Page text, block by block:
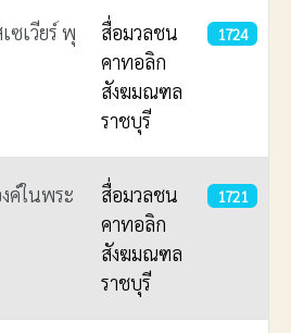
ซเวียร์ พุ
สื่อมวลชน
คาทอลิก
สังฆมณฑล
ราชบุรี
1724
ค์ในพระ
สื่อมวลชน
คาทอลิก
สังฆมณฑล
ราชบุรี
1721